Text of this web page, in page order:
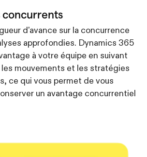
concurrents
d'avance sur la concurrence
approfondies. Dynamics 365
à votre équipe en suivant
mouvements et les stratégies
ce qui vous permet de vous
un avantage concurrentiel